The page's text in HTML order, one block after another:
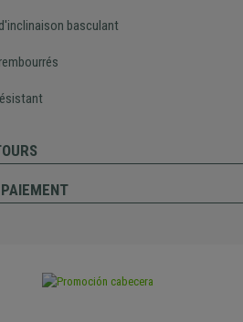
basculant